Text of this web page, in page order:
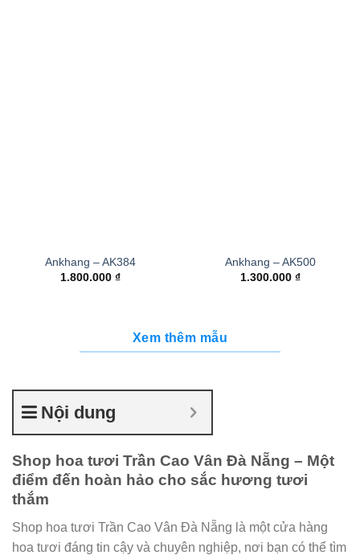
Ankhang – AK384
1.800.000 ₫
Ankhang – AK500
1.300.000 ₫
Xem thêm mẫu
Nội dung
Shop hoa tươi Trần Cao Vân Đà Nẵng – Một
điểm đến hoàn hảo cho sắc hương tươi
thắm
Shop hoa tươi Trần Cao Vân Đà Nẵng là một cửa hàng
hoa tươi đáng tin cậy và chuyên nghiệp, nơi bạn có thể tìm